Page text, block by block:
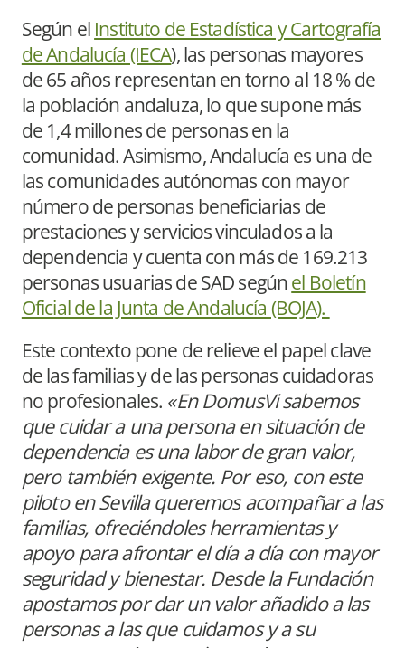
Según el Instituto de Estadística y Cartografía
de Andalucía (IECA), las personas mayores
de 65 años representan en torno al 18 % de
la población andaluza, lo que supone más
de 1,4 millones de personas en la
comunidad. Asimismo, Andalucía es una de
las comunidades autónomas con mayor
número de personas beneficiarias de
prestaciones y servicios vinculados a la
dependencia y cuenta con más de 169.213
personas usuarias de SAD segúnel Boletín
Oficial de la Junta de Andalucía (BOJA).
Este contexto pone de relieve el papel clave
de las familias y de las personas cuidadoras
no profesionales. «En DomusVi sabemos
que cuidar a una persona en situación de
dependencia es una labor de gran valor,
pero también exigente. Por eso, con este
piloto en Sevilla queremos acompañar a las
familias, ofreciéndoles herramientas y
apoyo para afrontar el día a día con mayor
seguridad y bienestar. Desde la Fundación
apostamos por dar un valor añadido a las
personas a las que cuidamos y a su